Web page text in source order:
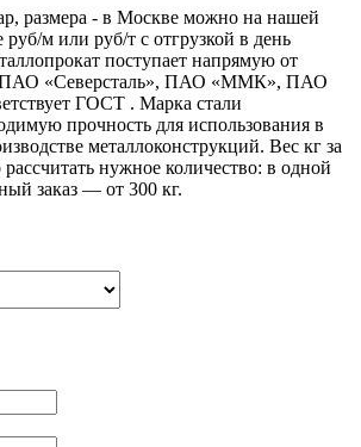
размера - в Москве можно на нашей
руб/м или руб/т с отгрузкой в день
поступает напрямую от
ПАО «Северсталь», ПАО «ММК», ПАО
ГОСТ . Марка стали
прочность для использования в
металлоконструкций. Вес кг за
нужное количество: в одной
заказ — от 300 кг.